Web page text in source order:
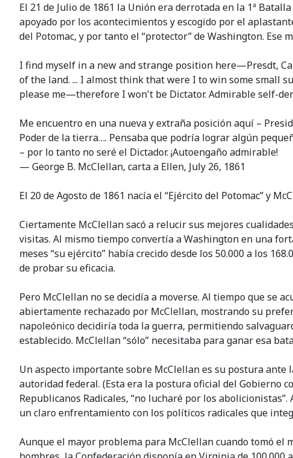
El 21 de Julio de 1861 la Unión era derrotada en la 1ª
apoyado por los acontecimientos y escogido por el
del Potomac, y por tanto el “protector” de Washington. Ese
I find myself in a new and strange position here—Presdt,
of the land. ... I almost think that were I to win some small
please me—therefore I won't be Dictator. Admirable self-
Me encuentro en una nueva y extraña posición aquí –
Poder de la tierra…. Pensaba que podría lograr algún
– por lo tanto no seré el Dictador. ¡Autoengaño admirable!
— George B. McClellan, carta a Ellen, July 26, 1861
El 20 de Agosto de 1861 nacía el “Ejército del Potomac” y
Ciertamente McClellan sacó a relucir sus mejores
visitas. Al mismo tiempo convertía a Washington en una
meses “su ejército” había crecido desde los 50.000 a los
de probar su eficacia.
Pero McClellan no se decidía a moverse. Al tiempo que se
abiertamente rechazado por McClellan, mostrando su
napoleónico decidiría toda la guerra, permitiendo
establecido. McClellan “sólo” necesitaba para ganar esa
Un aspecto importante sobre McClellan es su postura
autoridad federal. (Esta era la postura oficial del Gobierno
Republicanos Radicales, “no lucharé por los
un claro enfrentamiento con los políticos radicales que
Aunque el mayor problema para McClellan cuando tomó el